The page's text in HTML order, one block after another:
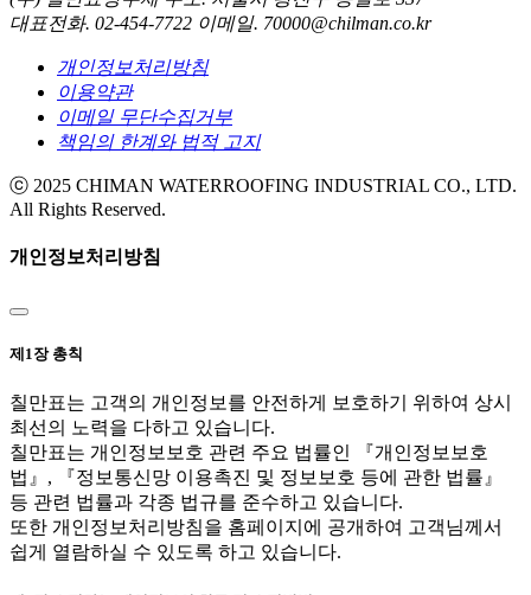
대표전화. 02-454-7722 이메일. 70000@chilman.co.kr
개인정보처리방침
이용약관
이메일 무단수집거부
책임의 한계와 법적 고지
ⓒ 2025 CHIMAN WATERROOFING INDUSTRIAL CO., LTD.
All Rights Reserved.
개인정보처리방침
제1장 총칙
칠만표는 고객의 개인정보를 안전하게 보호하기 위하여 상시
최선의 노력을 다하고 있습니다.
칠만표는 개인정보보호 관련 주요 법률인 『개인정보보호
법』, 『정보통신망 이용촉진 및 정보보호 등에 관한 법률』
등 관련 법률과 각종 법규를 준수하고 있습니다.
또한 개인정보처리방침을 홈페이지에 공개하여 고객님께서
쉽게 열람하실 수 있도록 하고 있습니다.